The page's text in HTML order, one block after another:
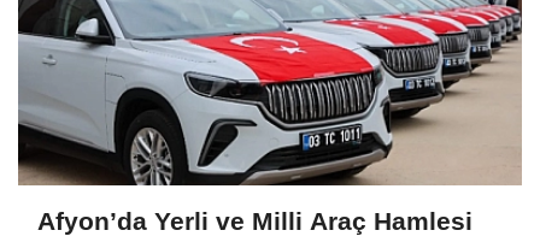
Afyon’da Yerli ve Milli Araç Hamlesi